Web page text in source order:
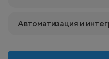
Автоматизация и